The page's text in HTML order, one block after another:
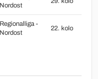
Nordost
Regionalliga -
Nordost
22. kolo